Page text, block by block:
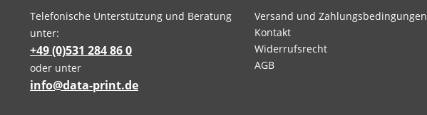
Telefonische Unterstützung und Beratung
unter:
+49 (0)531 284 86 0
oder unter
info@data-print.de
Versand und Zahlungsbedingungen
Kontakt
Widerrufsrecht
AGB